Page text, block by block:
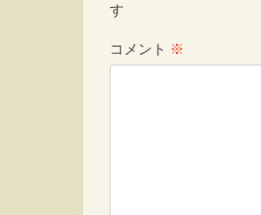
す
コメント ※